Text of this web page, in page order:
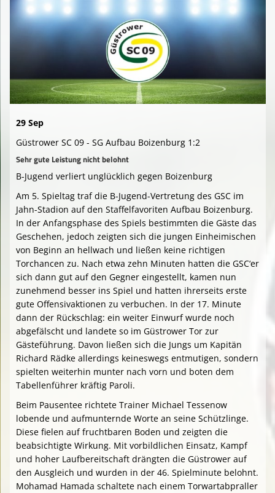
29 Sep
Güstrower SC 09 - SG Aufbau Boizenburg 1:2
Sehr gute Leistung nicht belohnt
B-Jugend verliert unglücklich gegen Boizenburg
Am 5. Spieltag traf die B-Jugend-Vertretung des GSC im
Jahn-Stadion auf den Staffelfavoriten Aufbau Boizenburg.
In der Anfangsphase des Spiels bestimmten die Gäste das
Geschehen, jedoch zeigten sich die jungen Einheimischen
von Beginn an hellwach und ließen keine richtigen
Torchancen zu. Nach etwa zehn Minuten hatten die GSC‘er
sich dann gut auf den Gegner eingestellt, kamen nun
zunehmend besser ins Spiel und hatten ihrerseits erste
gute Offensivaktionen zu verbuchen. In der 17. Minute
dann der Rückschlag: ein weiter Einwurf wurde noch
abgefälscht und landete so im Güstrower Tor zur
Gästeführung. Davon ließen sich die Jungs um Kapitän
Richard Rädke allerdings keineswegs entmutigen, sondern
spielten weiterhin munter nach vorn und boten dem
Tabellenführer kräftig Paroli.
Beim Pausentee richtete Trainer Michael Tessenow
lobende und aufmunternde Worte an seine Schützlinge.
Diese fielen auf fruchtbaren Boden und zeigten die
beabsichtigte Wirkung. Mit vorbildlichen Einsatz, Kampf
und hoher Laufbereitschaft drängten die Güstrower auf
den Ausgleich und wurden in der 46. Spielminute belohnt.
Mohamad Hamada schaltete nach einem Torwartabpraller